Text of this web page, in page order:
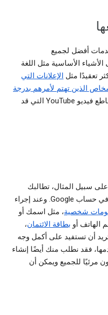
أفضل لجميع
الأساسية مثل اللغة
تعقيدًا مثل الإعلانات التي
الذين تهتم لأمرهم بدرجة
أو مقاطع فيديو YouTube التي قد
على سبيل المثال، تطالبك
العديد من خدماتنا بالاشتراك في حساب Google. وعند إجراء
شخصية، مثل اسمك أو
الهاتف أو بطاقة الائتمان،
أن تستفيد على أكمل وجه
فقد نطلب منك أيضًا إنشاء
مرئيًا للجميع ويمكن أن